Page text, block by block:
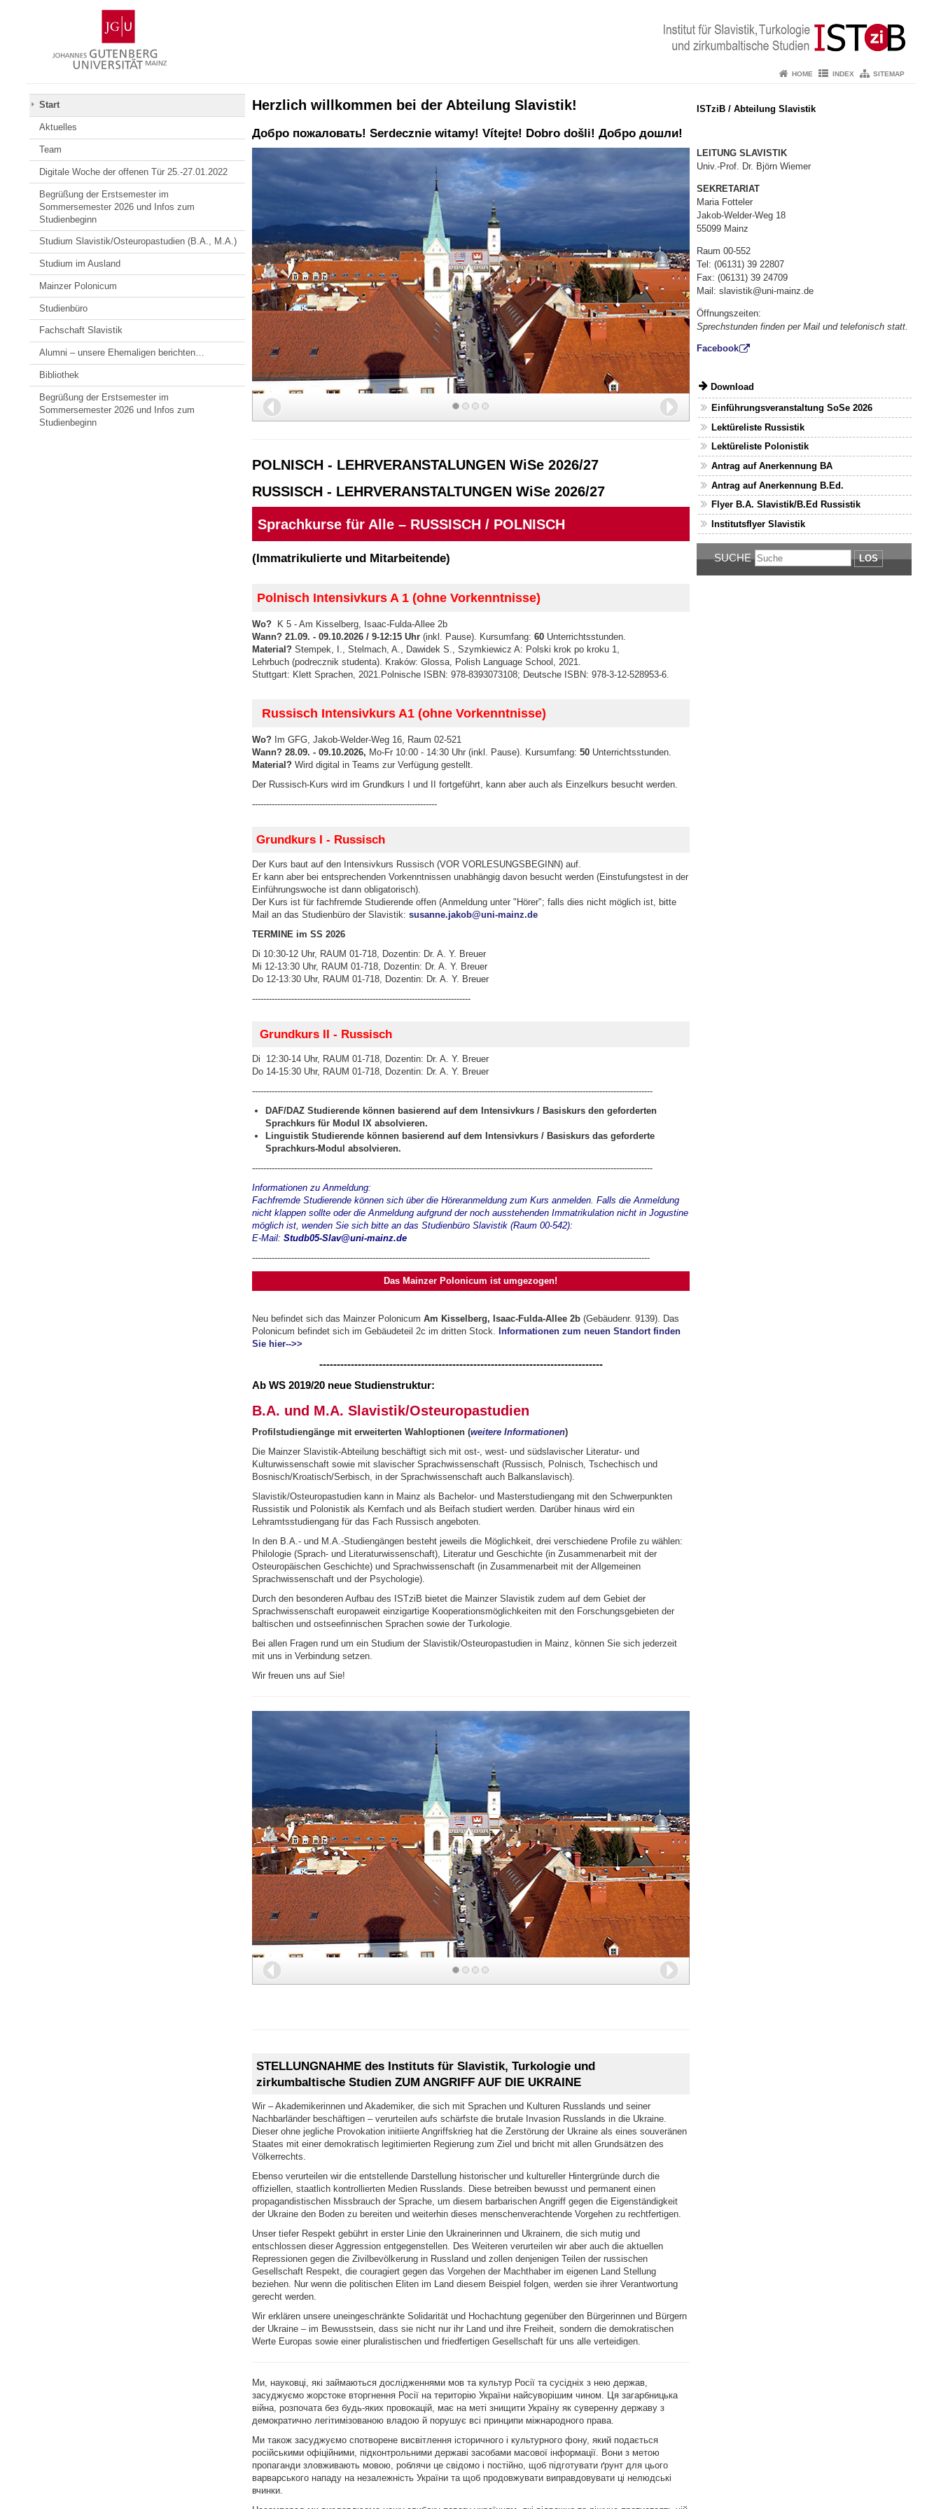
Gutenberg-
Universität
Mainz
HOME INDEX SITEMAP
Start
Aktuelles
Team
Digitale Woche der offenen Tür 25.-27.01.2022
Begrüßung der Erstsemester im
Sommersemester 2026 und Infos zum
Studienbeginn
Studium Slavistik/Osteuropastudien (B.A., M.A.)
Studium im Ausland
Mainzer Polonicum
Studienbüro
Fachschaft Slavistik
Alumni – unsere Ehemaligen berichten…
Bibliothek
Begrüßung der Erstsemester im
Sommersemester 2026 und Infos zum
Studienbeginn
Herzlich willkommen bei der Abteilung Slavistik!
Добро пожаловать! Serdecznie witamy! Vítejte! Dobro došli! Добро дошли!
Zurück Weiter
POLNISCH - LEHRVERANSTALUNGEN WiSe 2026/27
RUSSISCH - LEHRVERANSTALTUNGEN WiSe 2026/27
Sprachkurse für Alle – RUSSISCH / POLNISCH
(Immatrikulierte und Mitarbeitende)
Polnisch Intensivkurs A 1 (ohne Vorkenntnisse)
Wo?K 5 - Am Kisselberg, Isaac-Fulda-Allee 2b
Wann? 21.09. - 09.10.2026 / 9-12:15 Uhr(inkl. Pause). Kursumfang: 60 Unterrichtsstunden.
Material?Stempek, I., Stelmach, A., Dawidek S., Szymkiewicz A: Polski krok po kroku 1,
Lehrbuch (podrecznik studenta). Kraków: Glossa, Polish Language School, 2021.
Stuttgart: Klett Sprachen, 2021.Polnische ISBN: 978-8393073108; Deutsche ISBN: 978-3-12-528953-6.
Russisch Intensivkurs A1 (ohne Vorkenntnisse)
Wo?Im GFG, Jakob-Welder-Weg 16, Raum 02-521
Wann? 28.09. - 09.10.2026, Mo-Fr 10:00 - 14:30 Uhr (inkl. Pause). Kursumfang: 50 Unterrichtsstunden.
Material?Wird digital in Teams zur Verfügung gestellt.
Der Russisch-Kurs wird im Grundkurs I und II fortgeführt, kann aber auch als Einzelkurs besucht werden.
------------------------------------------------------------------
Grundkurs I - Russisch
Der Kurs baut auf den Intensivkurs Russisch (VOR VORLESUNGSBEGINN) auf.
Er kann aber bei entsprechenden Vorkenntnissen unabhängig davon besucht werden (Einstufungstest in der
Einführungswoche ist dann obligatorisch).
Der Kurs ist für fachfremde Studierende offen (Anmeldung unter "Hörer"; falls dies nicht möglich ist, bitte
Mail an das Studienbüro der Slavistik: susanne.jakob@uni-mainz.de
TERMINE im SS 2026
Di 10:30-12 Uhr, RAUM 01-718, Dozentin: Dr. A. Y. Breuer
Mi 12-13:30 Uhr, RAUM 01-718, Dozentin: Dr. A. Y. Breuer
Do 12-13:30 Uhr, RAUM 01-718, Dozentin: Dr. A. Y. Breuer
------------------------------------------------------------------------------
Grundkurs II - Russisch
Di 12:30-14 Uhr, RAUM 01-718, Dozentin: Dr. A. Y. Breuer
Do 14-15:30 Uhr, RAUM 01-718, Dozentin: Dr. A. Y. Breuer
-----------------------------------------------------------------------------------------------------------------------------------------------
DAF/DAZ Studierende können basierend auf dem Intensivkurs / Basiskurs den geforderten
Sprachkurs für Modul IX absolvieren.
Linguistik Studierende können basierend auf dem Intensivkurs / Basiskurs das geforderte
Sprachkurs-Modul absolvieren.
-----------------------------------------------------------------------------------------------------------------------------------------------
Informationen zu Anmeldung:
Fachfremde Studierende können sich über die Höreranmeldung zum Kurs anmelden. Falls die Anmeldung
nicht klappen sollte oder die Anmeldung aufgrund der noch ausstehenden Immatrikulation nicht in Jogustine
möglich ist, wenden Sie sich bitte an das Studienbüro Slavistik (Raum 00-542):
E-Mail: Studb05-Slav@uni-mainz.de
----------------------------------------------------------------------------------------------------------------------------------------------
Das Mainzer Polonicum ist umgezogen!
Neu befindet sich das Mainzer Polonicum Am Kisselberg, Isaac-Fulda-Allee 2b(Gebäudenr. 9139). Das
Polonicum befindet sich im Gebäudeteil 2c im dritten Stock. Informationen zum neuen Standort finden
Sie hier-->>
---------------------------------------------------------------------------------
Ab WS 2019/20 neue Studienstruktur:
B.A. und M.A. Slavistik/Osteuropastudien
Profilstudiengänge mit erweiterten Wahloptionen (weitere Informationen)
Die Mainzer Slavistik-Abteilung beschäftigt sich mit ost-, west- und südslavischer Literatur- und
Kulturwissenschaft sowie mit slavischer Sprachwissenschaft (Russisch, Polnisch, Tschechisch und
Bosnisch/Kroatisch/Serbisch, in der Sprachwissenschaft auch Balkanslavisch).
Slavistik/Osteuropastudien kann in Mainz als Bachelor- und Masterstudiengang mit den Schwerpunkten
Russistik und Polonistik als Kernfach und als Beifach studiert werden. Darüber hinaus wird ein
Lehramtsstudiengang für das Fach Russisch angeboten.
In den B.A.- und M.A.-Studiengängen besteht jeweils die Möglichkeit, drei verschiedene Profile zu wählen:
Philologie (Sprach- und Literaturwissenschaft), Literatur und Geschichte (in Zusammenarbeit mit der
Osteuropäischen Geschichte) und Sprachwissenschaft (in Zusammenarbeit mit der Allgemeinen
Sprachwissenschaft und der Psychologie).
Durch den besonderen Aufbau des ISTziB bietet die Mainzer Slavistik zudem auf dem Gebiet der
Sprachwissenschaft europaweit einzigartige Kooperationsmöglichkeiten mit den Forschungsgebieten der
baltischen und ostseefinnischen Sprachen sowie der Turkologie.
Bei allen Fragen rund um ein Studium der Slavistik/Osteuropastudien in Mainz, können Sie sich jederzeit
mit uns in Verbindung setzen.
Wir freuen uns auf Sie!
Zurück Weiter
STELLUNGNAHME des Instituts für Slavistik, Turkologie und
zirkumbaltische Studien ZUM ANGRIFF AUF DIE UKRAINE
Wir – Akademikerinnen und Akademiker, die sich mit Sprachen und Kulturen Russlands und seiner
Nachbarländer beschäftigen – verurteilen aufs schärfste die brutale Invasion Russlands in die Ukraine.
Dieser ohne jegliche Provokation initiierte Angriffskrieg hat die Zerstörung der Ukraine als eines souveränen
Staates mit einer demokratisch legitimierten Regierung zum Ziel und bricht mit allen Grundsätzen des
Völkerrechts.
Ebenso verurteilen wir die entstellende Darstellung historischer und kultureller Hintergründe durch die
offiziellen, staatlich kontrollierten Medien Russlands. Diese betreiben bewusst und permanent einen
propagandistischen Missbrauch der Sprache, um diesem barbarischen Angriff gegen die Eigenständigkeit
der Ukraine den Boden zu bereiten und weiterhin dieses menschenverachtende Vorgehen zu rechtfertigen.
Unser tiefer Respekt gebührt in erster Linie den Ukrainerinnen und Ukrainern, die sich mutig und
entschlossen dieser Aggression entgegenstellen. Des Weiteren verurteilen wir aber auch die aktuellen
Repressionen gegen die Zivilbevölkerung in Russland und zollen denjenigen Teilen der russischen
Gesellschaft Respekt, die couragiert gegen das Vorgehen der Machthaber im eigenen Land Stellung
beziehen. Nur wenn die politischen Eliten im Land diesem Beispiel folgen, werden sie ihrer Verantwortung
gerecht werden.
Wir erklären unsere uneingeschränkte Solidarität und Hochachtung gegenüber den Bürgerinnen und Bürgern
der Ukraine – im Bewusstsein, dass sie nicht nur ihr Land und ihre Freiheit, sondern die demokratischen
Werte Europas sowie einer pluralistischen und friedfertigen Gesellschaft für uns alle verteidigen.
Ми, науковці, які займаються дослідженнями мов та культур Росії та сусідніх з нею держав,
засуджуємо жорстоке вторгнення Росії на територію України найсуворішим чином. Ця загарбницька
війна, розпочата без будь-яких провокацій, має на меті знищити Україну як суверенну державу з
демократично легітимізованою владою й порушує всі принципи міжнародного права.
Ми також засуджуємо спотворене висвітлення історичного і культурного фону, який подається
російськими офіційними, підконтрольними державі засобами масової інформації. Вони з метою
пропаганди зловживають мовою, роблячи це свідомо і постійно, щоб підготувати ґрунт для цього
варварського нападу на незалежність України та щоб продовжувати виправдовувати ці нелюдські
вчинки.
ISTziB / Abteilung Slavistik
LEITUNG SLAVISTIK
Univ.-Prof. Dr. Björn Wiemer
SEKRETARIAT
Maria Fotteler
Jakob-Welder-Weg 18
55099 Mainz
Raum 00-552
Tel: (06131) 39 22807
Fax: (06131) 39 24709
Mail: slavistik@uni-mainz.de
Öffnungszeiten:
Sprechstunden finden per Mail und telefonisch statt.
Facebook
Download
Einführungsveranstaltung SoSe 2026
Lektüreliste Russistik
Lektüreliste Polonistik
Antrag auf Anerkennung BA
Antrag auf Anerkennung B.Ed.
Flyer B.A. Slavistik/B.Ed Russistik
Institutsflyer Slavistik
SUCHE LOS